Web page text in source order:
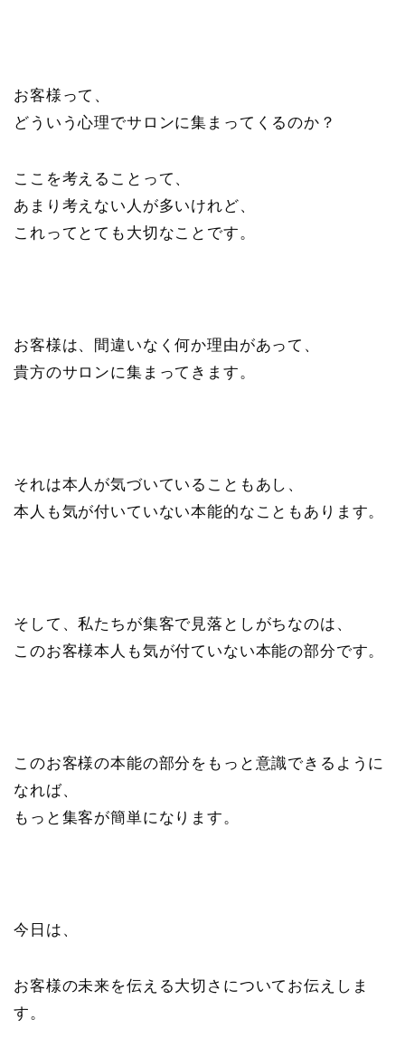
お客様って、
どういう心理でサロンに集まってくるのか？
ここを考えることって、
あまり考えない人が多いけれど、
これってとても大切なことです。
お客様は、間違いなく何か理由があって、
貴方のサロンに集まってきます。
それは本人が気づいていることもあし、
本人も気が付いていない本能的なこともあります。
そして、私たちが集客で見落としがちなのは、
このお客様本人も気が付ていない本能の部分です。
このお客様の本能の部分をもっと意識できるように
なれば、
もっと集客が簡単になります。
今日は、
お客様の未来を伝える大切さについてお伝えしま
す。